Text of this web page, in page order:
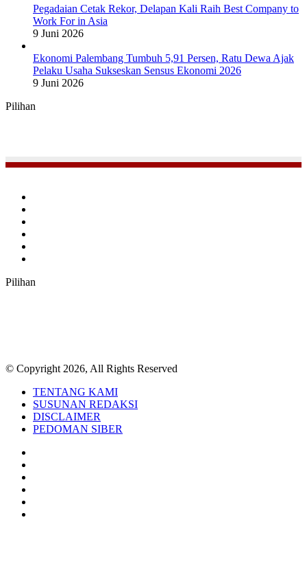
Pegadaian Cetak Rekor, Delapan Kali Raih Best Company to
Work For in Asia
9 Juni 2026
Ekonomi Palembang Tumbuh 5,91 Persen, Ratu Dewa Ajak
Pelaku Usaha Sukseskan Sensus Ekonomi 2026
9 Juni 2026
Pilihan
Pilihan
© Copyright 2026, All Rights Reserved
TENTANG KAMI
SUSUNAN REDAKSI
DISCLAIMER
PEDOMAN SIBER